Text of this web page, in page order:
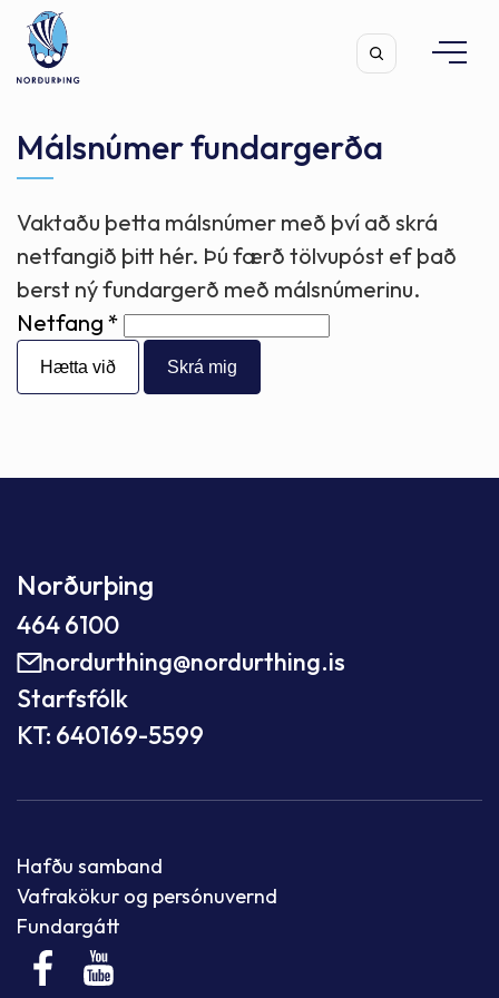
Leita
Málsnúmer fundargerða
Vaktaðu þetta málsnúmer með því að skrá
netfangið þitt hér. Þú færð tölvupóst ef það
berst ný fundargerð með málsnúmerinu.
Netfang
Hætta við
Norðurþing
464 6100
nordurthing@nordurthing.is
Starfsfólk
KT: 640169-5599
Hafðu samband
Vafrakökur og persónuvernd
Fundargátt